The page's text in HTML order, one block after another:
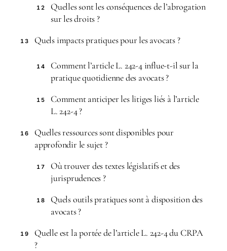
12
Quelles sont les conséquences de l’abrogation
sur les droits ?
13 Quels impacts pratiques pour les avocats ?
14
Comment l’article L. 242-4 influe-t-il sur la
pratique quotidienne des avocats ?
15
Comment anticiper les litiges liés à l’article
L. 242-4 ?
16
Quelles ressources sont disponibles pour
approfondir le sujet ?
17
Où trouver des textes législatifs et des
jurisprudences ?
18
Quels outils pratiques sont à disposition des
avocats ?
19
Quelle est la portée de l’article L. 242-4 du CRPA
?